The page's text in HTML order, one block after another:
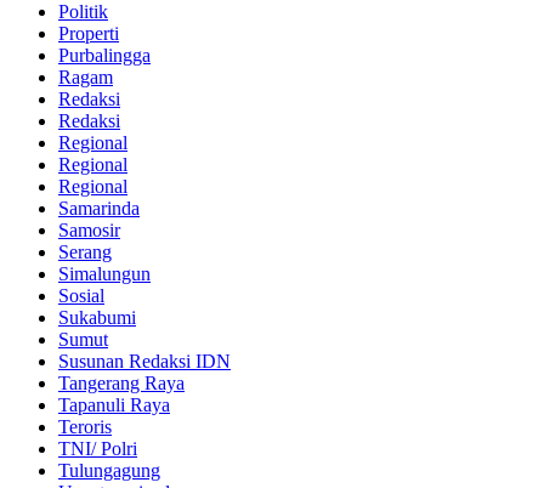
Politik
Properti
Purbalingga
Ragam
Redaksi
Redaksi
Regional
Regional
Regional
Samarinda
Samosir
Serang
Simalungun
Sosial
Sukabumi
Sumut
Susunan Redaksi IDN
Tangerang Raya
Tapanuli Raya
Teroris
TNI/ Polri
Tulungagung